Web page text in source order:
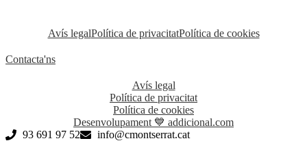
Avís legalPolítica de privacitatPolítica de cookies
Contacta'ns
Avís legal
Política de privacitat
Política de cookies
Desenvolupament 💙 addicional.com
93 691 97 52
info@cmontserrat.cat